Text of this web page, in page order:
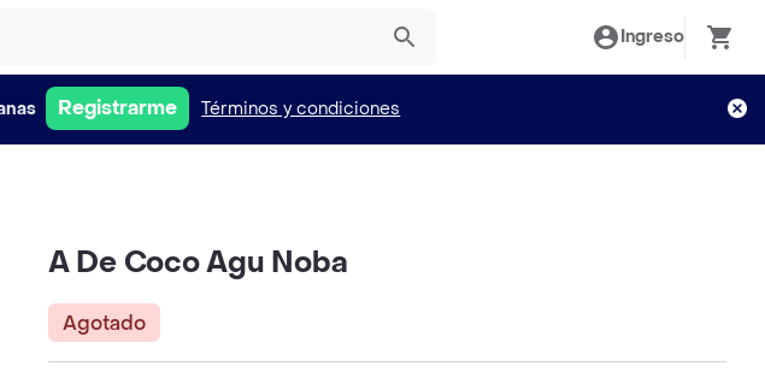
Ingreso
Registrarme Términos y condiciones
A De Coco Agu Noba
Agotado